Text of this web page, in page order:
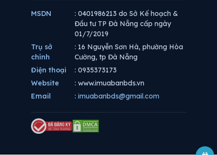
MSDN
: 0401986213 do Sở Kế hoạch &
Đầu tư TP Đà Nẵng cấp ngày
01/7/2019
Trụ sở
chính
: 16 Nguyễn Sơn Hà, phường Hòa
Cường, tp Đà Nẵng
Điện thoại
: 0935373173
Website
: www.imuabanbds.vn
Email
: imuabanbds@gmail.com